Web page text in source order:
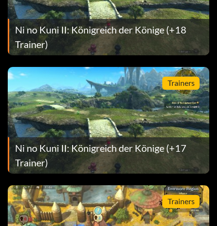
Ni no Kuni II: Königreich der Könige (+18
Trainer)
Trainers
Ni no Kuni II: Königreich der Könige (+17
Trainer)
Trainers